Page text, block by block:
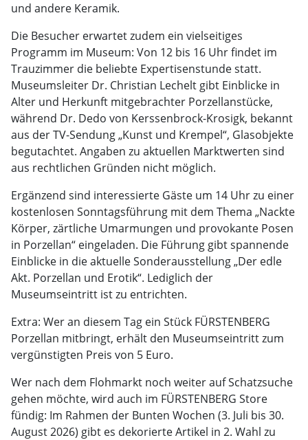
und andere Keramik.
Die Besucher erwartet zudem ein vielseitiges
Programm im Museum: Von 12 bis 16 Uhr findet im
Trauzimmer die beliebte Expertisenstunde statt.
Museumsleiter Dr. Christian Lechelt gibt Einblicke in
Alter und Herkunft mitgebrachter Porzellanstücke,
während Dr. Dedo von Kerssenbrock-Krosigk, bekannt
aus der TV-Sendung „Kunst und Krempel“, Glasobjekte
begutachtet. Angaben zu aktuellen Marktwerten sind
aus rechtlichen Gründen nicht möglich.
Ergänzend sind interessierte Gäste um 14 Uhr zu einer
kostenlosen Sonntagsführung mit dem Thema „Nackte
Körper, zärtliche Umarmungen und provokante Posen
in Porzellan“ eingeladen. Die Führung gibt spannende
Einblicke in die aktuelle Sonderausstellung „Der edle
Akt. Porzellan und Erotik“. Lediglich der
Museumseintritt ist zu entrichten.
Extra: Wer an diesem Tag ein Stück FÜRSTENBERG
Porzellan mitbringt, erhält den Museumseintritt zum
vergünstigten Preis von 5 Euro.
Wer nach dem Flohmarkt noch weiter auf Schatzsuche
gehen möchte, wird auch im FÜRSTENBERG Store
fündig: Im Rahmen der Bunten Wochen (3. Juli bis 30.
August 2026) gibt es dekorierte Artikel in 2. Wahl zu